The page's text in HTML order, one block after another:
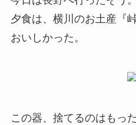
夕食は、横川のお土産『
おいしかった。
この器、捨てるのはもっ